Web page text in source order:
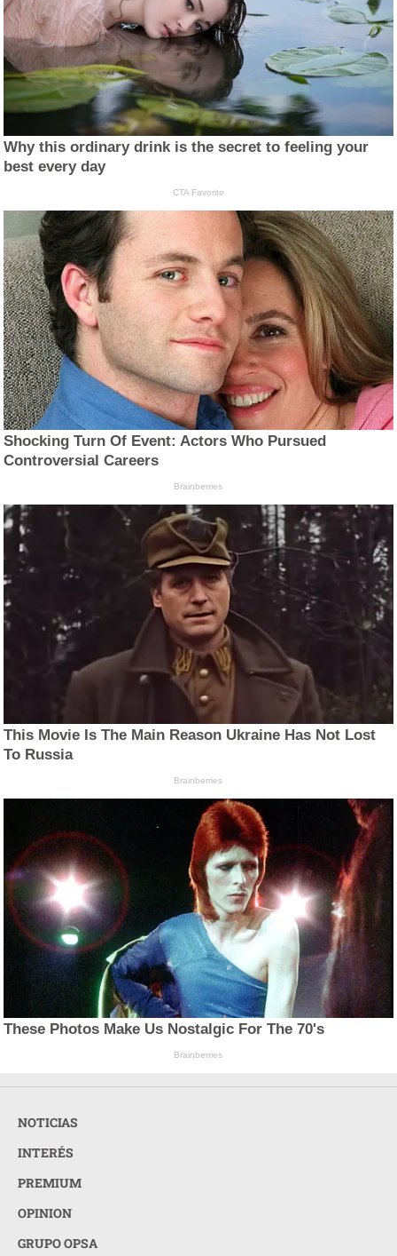
Why this ordinary drink is the secret to feeling your
best every day
CTA Favorite
Shocking Turn Of Event: Actors Who Pursued
Controversial Careers
Brainberries
This Movie Is The Main Reason Ukraine Has Not Lost
To Russia
Brainberries
These Photos Make Us Nostalgic For The 70's
Brainberries
NOTICIAS
INTERÉS
PREMIUM
OPINION
GRUPO OPSA